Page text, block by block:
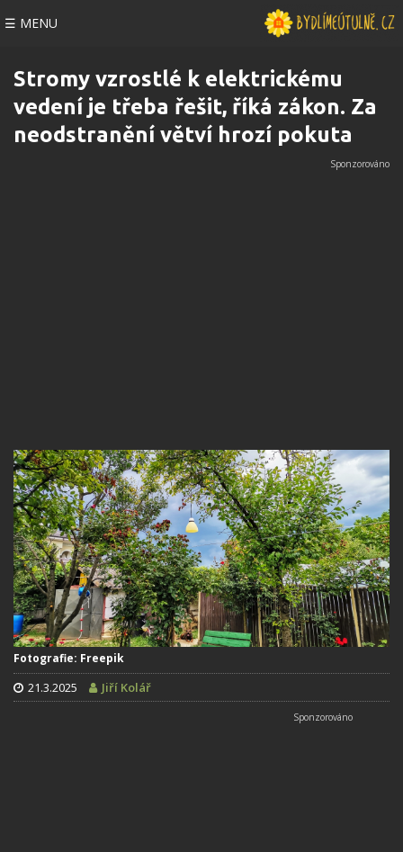
☰ MENU
Stromy vzrostlé k elektrickému
vedení je třeba řešit, říká zákon. Za
neodstranění větví hrozí pokuta
Fotografie: Freepik
21.3.2025 Jiří Kolář